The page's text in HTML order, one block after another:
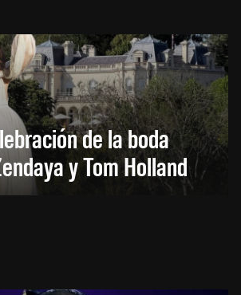
de la boda
y Tom Holland